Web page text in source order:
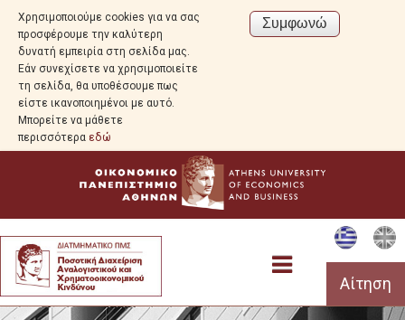
Χρησιμοποιούμε cookies για να σας
προσφέρουμε την καλύτερη
δυνατή εμπειρία στη σελίδα μας.
Εάν συνεχίσετε να χρησιμοποιείτε
τη σελίδα, θα υποθέσουμε πως
είστε ικανοποιημένοι με αυτό.
Μπορείτε να μάθετε
περισσότερα εδώ
Αίτηση